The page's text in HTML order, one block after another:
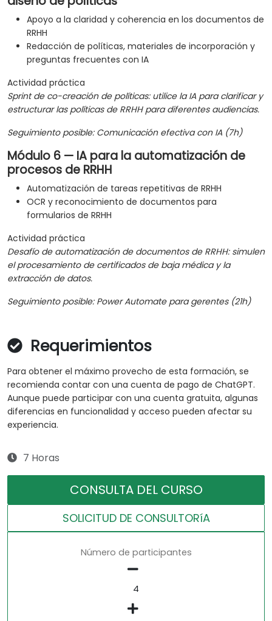
Apoyo a la claridad y coherencia en los documentos de
RRHH
Redacción de políticas, materiales de incorporación y
preguntas frecuentes con IA
Actividad práctica
Sprint de co-creación de políticas: utilice la IA para clarificar y
estructurar las políticas de RRHH para diferentes audiencias.
Seguimiento posible: Comunicación efectiva con IA (7h)
Módulo 6 — IA para la automatización de
procesos de RRHH
Automatización de tareas repetitivas de RRHH
OCR y reconocimiento de documentos para
formularios de RRHH
Actividad práctica
Desafío de automatización de documentos de RRHH: simulen
el procesamiento de certificados de baja médica y la
extracción de datos.
Seguimiento posible: Power Automate para gerentes (21h)
Requerimientos
Para obtener el máximo provecho de esta formación, se
recomienda contar con una cuenta de pago de ChatGPT.
Aunque puede participar con una cuenta gratuita, algunas
diferencias en funcionalidad y acceso pueden afectar su
experiencia.
7 Horas
CONSULTA DEL CURSO
SOLICITUD DE CONSULTORíA
Número de participantes